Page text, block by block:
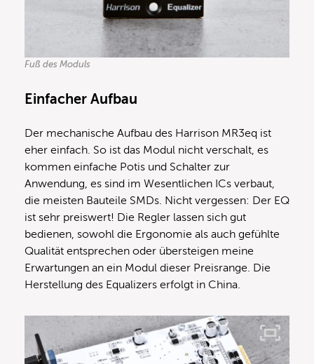
Fuß des Moduls
Einfacher Aufbau
Der mechanische Aufbau des Harrison MR3eq ist
eher einfach. So ist das Modul nicht verschalt, es
kommen einfache Potis und Schalter zur
Anwendung, es sind im Wesentlichen ICs verbaut,
die meisten Bauteile SMDs. Nicht vergessen: Der EQ
ist sehr preiswert! Die Regler lassen sich gut
bedienen, sowohl die Ergonomie als auch gefühlte
Qualität entsprechen oder übersteigen meine
Erwartungen an ein Modul dieser Preisrange. Die
Herstellung des Equalizers erfolgt in China.